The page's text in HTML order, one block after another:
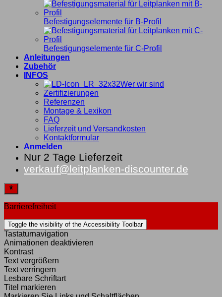
Befestigungselemente für B-Profil
Befestigungselemente für C-Profil
Anleitungen
Zubehör
INFOS
Wer wir sind
Zertifizierungen
Referenzen
Montage & Lexikon
FAQ
Lieferzeit und Versandkosten
Kontaktformular
Anmelden
Nur 2 Tage Lieferzeit
verkauf@leitplanken-discounter.de
Barrierefreiheit
Toggle the visibility of the Accessibility Toolbar
Tastaturnavigation
Animationen deaktivieren
Kontrast
Text vergrößern
Text verringern
Lesbare Schriftart
Titel markieren